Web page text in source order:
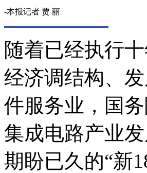
-本报记者 贾 丽
随着已经执行
经济调结构、
件服务业，国
集成电路产业
期盼已久的“新